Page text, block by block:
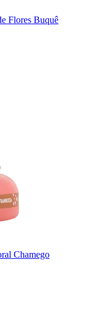
Flores Buquê
Chamego